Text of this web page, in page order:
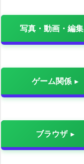
写真・動画・編集
ゲーム関係
ブラウザ